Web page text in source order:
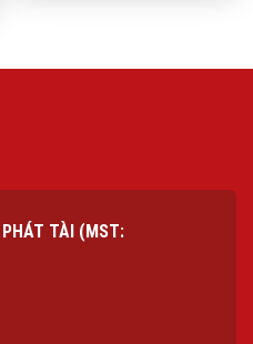
PHÁT TÀI (MST: